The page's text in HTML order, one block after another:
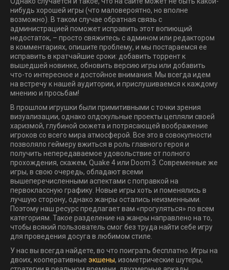
нибудь хорошей игры (что маловероятно, но вполне
возможно). В таком случае обратная связь с
администрацией поможет исправить этот вопиющий
недостаток, – просто свяжитесь с админом или редактором
в комментариях, опишите проблему, и мы постараемся ее
исправить в кратчайшие сроки: добавить торрент к
вышедшей новинке, обновить версию игры или добавить
что-то интересное и достойное внимания. Мы всегда идем
на встречу к нашей аудитории, и прислушиваемся к каждому
мнению и просьбам!
В прошлом игрушки были примитивными с точки зрения
визуализации, однако олдскульные проекты цепляли своей
харизмой, глубиной сюжета и потрясающей воображение
игроков со всего мира атмосферой. Все это в совокупности
позволяло геймеру вжиться в роль главного героя и
получить непередаваемое удовольствие от полного
прохождения, скажем, Quake 4 или Doom 3. Современные же
игры, в свою очередь, обладают всеми
вышеперечисленными аспектами с поправкой на
первоклассную графику. Новые игры хоть и поменялись в
лучшую сторону, однако жанры остались неизменными.
Поэтому наш ресурс предлагает вам «прогуляться» по всем
категориям. Такое разделение на жанры направлено на то,
чтобы всякий пользователь смог без труда найти себе игру
для проведения досуга в любимом стиле.
У нас вы всегда найдете, во что поиграть бесплатно. Игры на
двоих, кооперативные экшены, изометрические шутеры,